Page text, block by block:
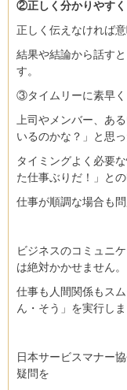
②正しく分かりやすく
正しく伝えなければ意
結果や結論から話す
す。
③タイムリーに素早く
上司やメンバー、あ
いるのかな？」と思っ
タイミングよく必要
た仕事ぶりだ！」との
仕事が順調な場合も
ビジネスのコミュニ
は絶対かかせません。
仕事も人間関係もス
ん・そう」を実行しま
日本サービスマナー
疑問を